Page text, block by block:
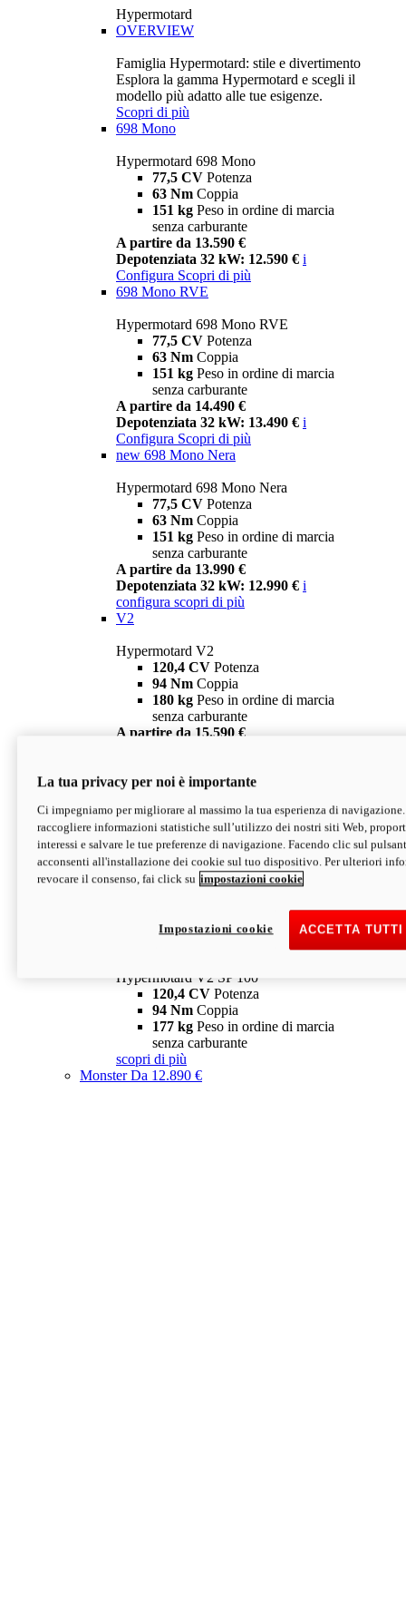
Hypermotard
OVERVIEW
Famiglia Hypermotard: stile e divertimento
Esplora la gamma Hypermotard e scegli il
modello più adatto alle tue esigenze.
Scopri di più
698 Mono
Hypermotard 698 Mono
77,5 CV Potenza
63 Nm Coppia
151 kg Peso in ordine di marcia
senza carburante
A partire da 13.590 €
Depotenziata 32 kW: 12.590 € i
Configura Scopri di più
698 Mono RVE
Hypermotard 698 Mono RVE
77,5 CV Potenza
63 Nm Coppia
151 kg Peso in ordine di marcia
senza carburante
A partire da 14.490 €
Depotenziata 32 kW: 13.490 € i
Configura Scopri di più
new 698 Mono Nera
Hypermotard 698 Mono Nera
77,5 CV Potenza
63 Nm Coppia
151 kg Peso in ordine di marcia
senza carburante
A partire da 13.990 €
Depotenziata 32 kW: 12.990 € i
configura scopri di più
V2
Hypermotard V2
120,4 CV Potenza
94 Nm Coppia
180 kg Peso in ordine di marcia
senza carburante
A partire da 15.590 €
V2 SP
Hypermotard V2 SP
120,4 CVPotenza
94 NmCoppia
177 kgPeso in ordine di marcia
senza carburante
Depotenziata 35 kW: 18.890 € i
configura scopri di più
Hypermotard V2 SP 100
120,4 CV Potenza
94 Nm Coppia
177 kg Peso in ordine di marcia
senza carburante
scopri di più
MonsterDa 12.890 €
La tua privacy per noi è importante
Ci impegniamo per migliorare al massimo la tua esperienza di
raccogliere informazioni statistiche sull’utilizzo dei nostri siti Web,
interessi e salvare le tue preferenze di navigazione. Facendo clic sul
acconsenti all'installazione dei cookie sul tuo dispositivo. Per ulteriori
revocare il consenso, fai click su impostazioni cookie
ACCETTA
Impostazioni cookie